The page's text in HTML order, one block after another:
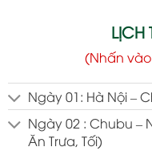
LỊCH
(Nhấn
Ngày 01: Hà Nội –
Ngày 02 : Chubu –
Ăn Trưa, Tối)